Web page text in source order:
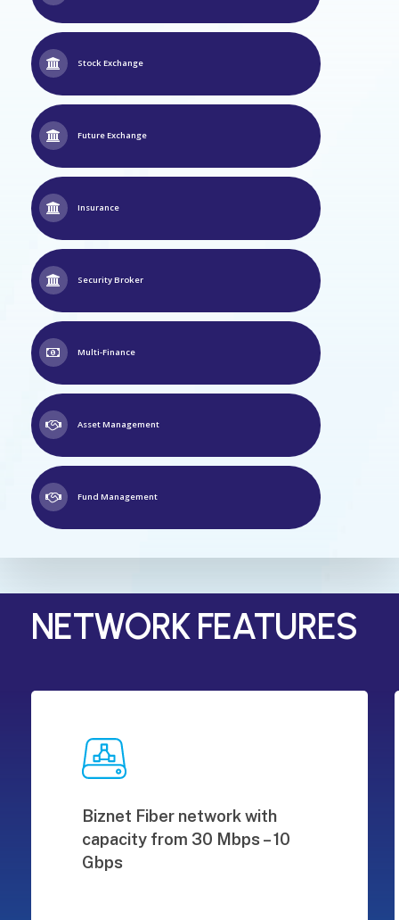
Stock Exchange
Future Exchange
Insurance
Security Broker
Multi-Finance
Asset Management
Fund Management
NETWORK FEATURES
Biznet Fiber network with
capacity from 30 Mbps – 10
Gbps